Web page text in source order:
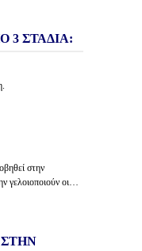
3 ΣΤΑΔΙΑ:
στην
γελοιοποιούν οι…
ΣΤΗΝ